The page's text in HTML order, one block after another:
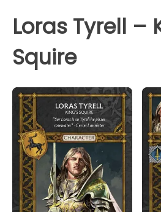
Loras Tyrell –
Squire